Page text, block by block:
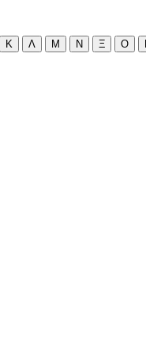
Κ Λ Μ Ν Ξ Ο